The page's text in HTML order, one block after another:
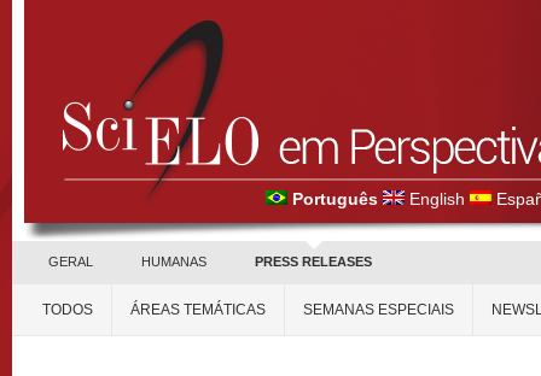
Português English
GERAL HUMANAS PRESS RELEASES
TODOS ÁREAS TEMÁTICAS SEMANAS ESPECIAIS